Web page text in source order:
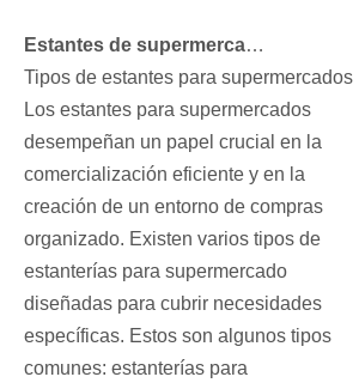
Estantes de supermercado personalizados: un plan para el éxito del comercio minorista
Tipos de estantes para supermercados
Los estantes para supermercados
desempeñan un papel crucial en la
comercialización eficiente y en la
creación de un entorno de compras
organizado. Existen varios tipos de
estanterías para supermercado
diseñadas para cubrir necesidades
específicas. Estos son algunos tipos
comunes: estanterías para